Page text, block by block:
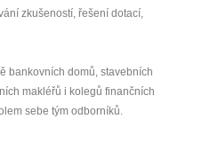
zkušeností, řešení dotací,
bankovních domů, stavebních
makléřů i kolegů finančních
sebe tým odborníků.